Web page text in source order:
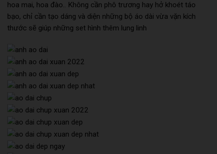
hoa mai, hoa đào.. Không cần phô trương hay hở khoét táo
bạo, chỉ cần tạo dáng và diện những bộ áo dài vừa vặn kích
thước sẽ giúp những set hình thêm lung linh